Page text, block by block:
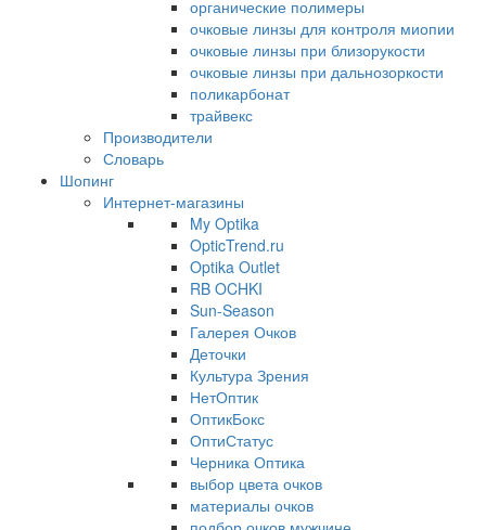
органические полимеры
очковые линзы для контроля миопии
очковые линзы при близорукости
очковые линзы при дальнозоркости
поликарбонат
трайвекс
Производители
Словарь
Шопинг
Интернет-магазины
My Optika
OpticTrend.ru
Optika Outlet
RB OCHKI
Sun-Season
Галерея Очков
Деточки
Культура Зрения
НетОптик
ОптикБокс
ОптиСтатус
Черника Оптика
выбор цвета очков
материалы очков